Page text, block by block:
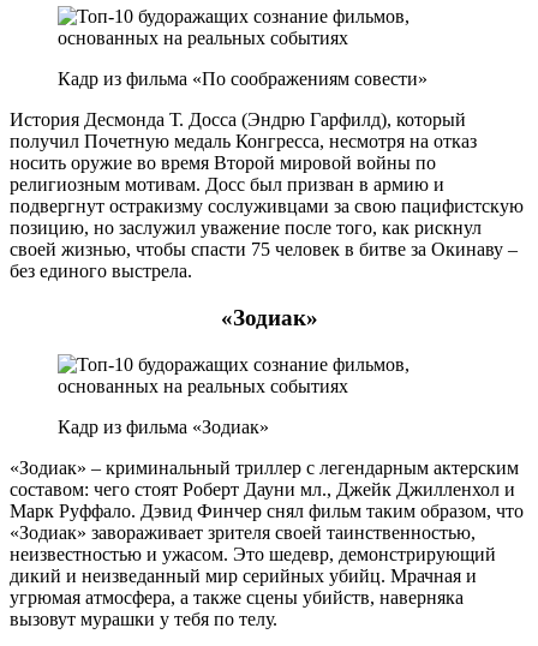
Кадр из фильма «По соображениям совести»
История Десмонда Т. Досса (Эндрю Гарфилд), который
получил Почетную медаль Конгресса, несмотря на отказ
носить оружие во время Второй мировой войны по
религиозным мотивам. Досс был призван в армию и
подвергнут остракизму сослуживцами за свою пацифистскую
позицию, но заслужил уважение после того, как рискнул
своей жизнью, чтобы спасти 75 человек в битве за Окинаву –
без единого выстрела.
«Зодиак»
Кадр из фильма «Зодиак»
«Зодиак» – криминальный триллер с легендарным актерским
составом: чего стоят Роберт Дауни мл., Джейк Джилленхол и
Марк Руффало. Дэвид Финчер снял фильм таким образом, что
«Зодиак» завораживает зрителя своей таинственностью,
неизвестностью и ужасом. Это шедевр, демонстрирующий
дикий и неизведанный мир серийных убийц. Мрачная и
угрюмая атмосфера, а также сцены убийств, наверняка
вызовут мурашки у тебя по телу.